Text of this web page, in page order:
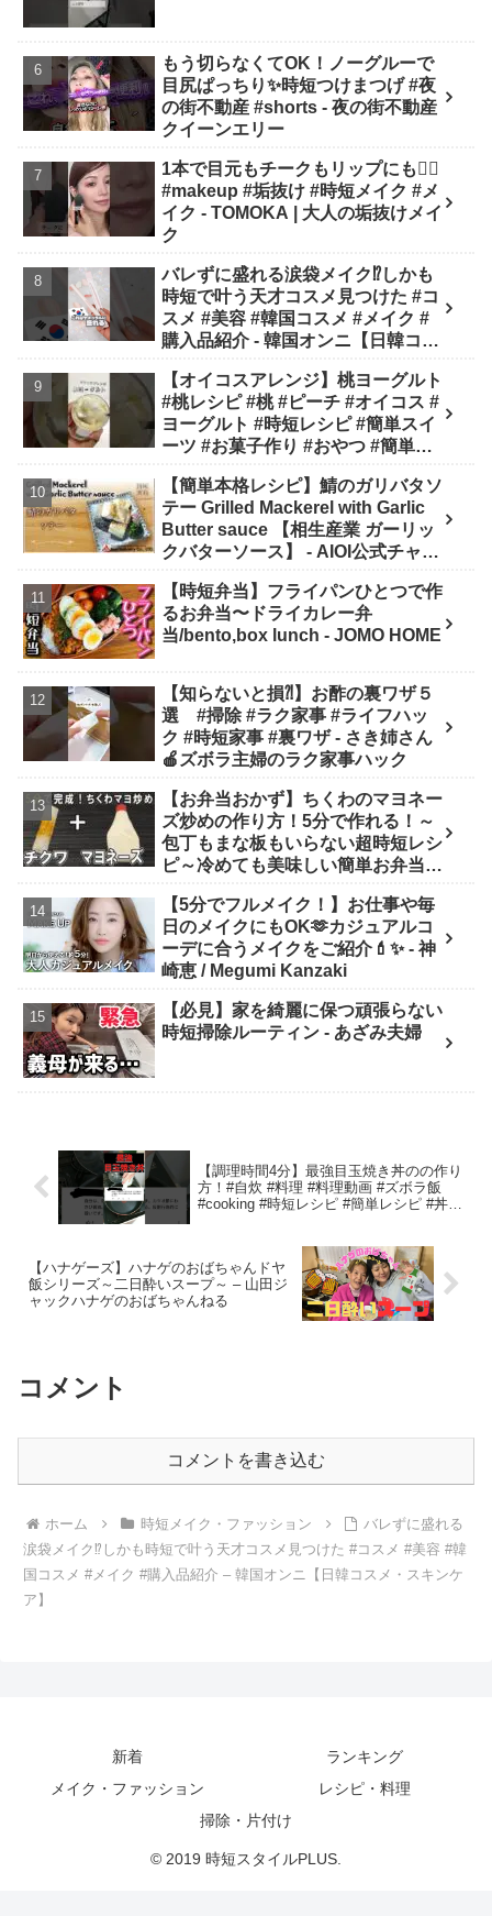
もう切らなくてOK！ノーグルーで
目尻ぱっちり✨時短つけまつげ #夜
の街不動産 #shorts - 夜の街不動産
クイーンエリー
1本で目元もチークもリップにも❤️‍🔥
#makeup #垢抜け #時短メイク #メ
イク - TOMOKA | 大人の垢抜けメイ
ク
バレずに盛れる涙袋メイク⁉︎しかも
時短で叶う天才コスメ見つけた #コ
スメ #美容 #韓国コスメ #メイク #
購入品紹介 - 韓国オンニ【日韓コス
【オイコスアレンジ】桃ヨーグルト
#桃レシピ #桃 #ピーチ #オイコス #
ヨーグルト #時短レシピ #簡単スイ
ーツ #お菓子作り #おやつ #簡単レ
cooking(BOTTA SWEETS)
【簡単本格レシピ】鯖のガリバタソ
テー Grilled Mackerel with Garlic
Butter sauce 【相生産業 ガーリッ
クバターソース】 - AIOI公式チャン
【時短弁当】フライパンひとつで作
るお弁当〜ドライカレー弁
当/bento,box lunch - JOMO HOME
【知らないと損⁈】お酢の裏ワザ５
選 #掃除 #ラク家事 #ライフハッ
ク #時短家事 #裏ワザ - さき姉さん
🍎ズボラ主婦のラク家事ハック
【お弁当おかず】ちくわのマヨネー
ズ炒めの作り方！5分で作れる！～
包丁もまな板もいらない超時短レシ
ピ～冷めても美味しい簡単お弁当お
ちくわレシピ【bento】 - あさごは
んチャンネル
【5分でフルメイク！】お仕事や毎
日のメイクにもOK🫶カジュアルコ
ーデに合うメイクをご紹介💄✨ - 神
崎恵 / Megumi Kanzaki
【必見】家を綺麗に保つ頑張らない
時短掃除ルーティン - あざみ夫婦
【調理時間4分】最強目玉焼き丼のの作り
方！#自炊 #料理 #料理動画 #ズボラ飯
#cooking #時短レシピ #簡単レシピ #丼 –
【ハナゲーズ】ハナゲのおばちゃんドヤ
飯シリーズ～二日酔いスープ～ – 山田ジ
ャックハナゲのおばちゃんねる
コメント
コメントを書き込む
ホーム 時短メイク・ファッション
バレずに盛れる
涙袋メイク⁉︎しかも時短で叶う天才コスメ見つけた #コスメ #美容 #韓
国コスメ #メイク #購入品紹介 – 韓国オンニ【日韓コスメ・スキンケ
ア】
新着
ランキング
メイク・ファッション
レシピ・料理
掃除・片付け
© 2019 時短スタイルPLUS.